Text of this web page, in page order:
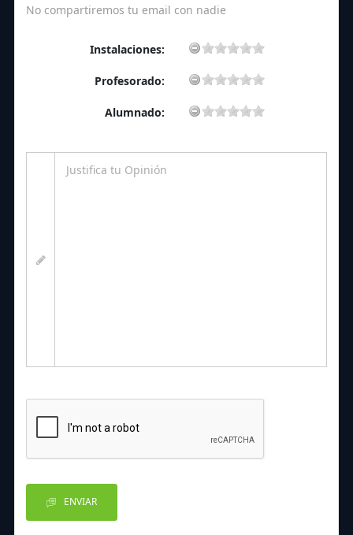
No compartiremos tu email con nadie
Instalaciones:
Profesorado:
Alumnado:
ENVIAR